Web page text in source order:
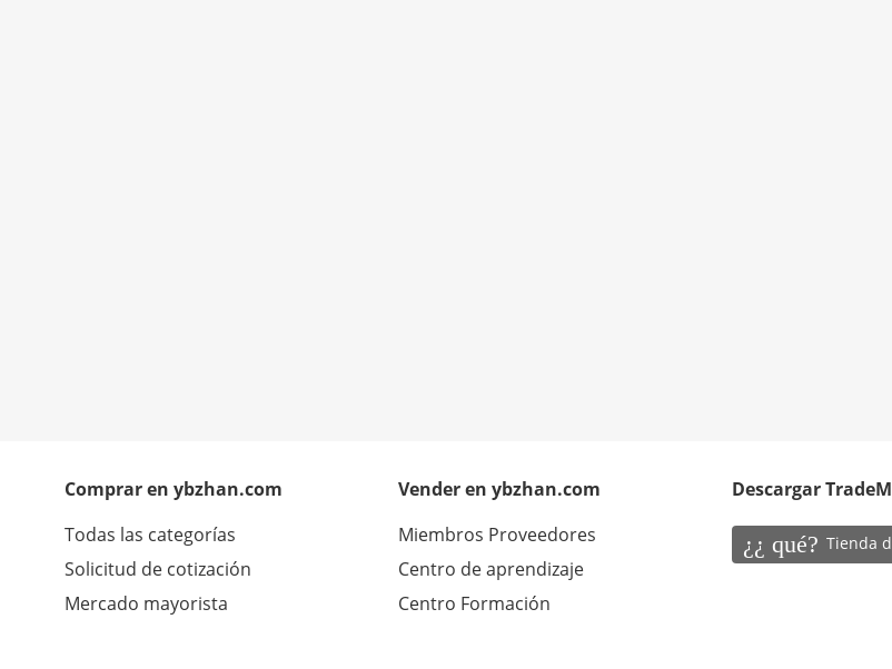
Comprar en ybzhan.com
Todas las categorías
Solicitud de cotización
Mercado mayorista
Vender en ybzhan.com
Miembros Proveedores
Centro de aprendizaje
Centro Formación
Descargar
¿¿ qué? Tienda